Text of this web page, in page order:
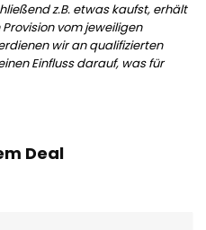
z.B. etwas kaufst, erhält
vom jeweiligen
wir an qualifizierten
Einfluss darauf, was für
Deal